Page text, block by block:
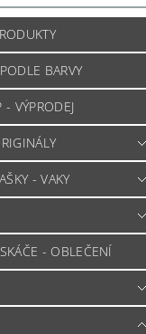
BARVY
VÝPRODEJ
- VAKY
- OBLEČENÍ